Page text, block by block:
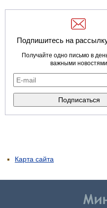
Подпишитесь на
Получайте одно письмо в
важными новостями
Карта сайта